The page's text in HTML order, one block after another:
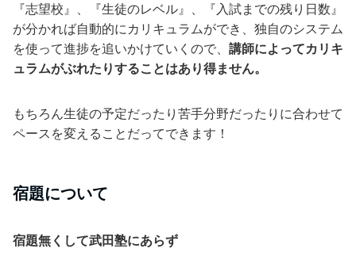
『志望校』、『生徒のレベル』、『入試までの残り日数』
が分かれば自動的にカリキュラムができ、独自のシステム
を使って進捗を追いかけていくので、 講師によってカリキ
ュラムがぶれたりすることはあり得ません。
もちろん生徒の予定だったり苦手分野だったりに合わせて
ペースを変えることだってできます！
宿題について
宿題無くして武田塾にあらず